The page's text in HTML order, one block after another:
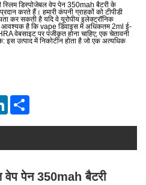
स्लिम डिस्पोजेबल वेप पेन 350mah बैटरी के
करते हैं। हमारी कंपनी ग्राहकों को टीपीडी
कर सकती है यदि वे यूरोपीय इलेक्ट्रॉनिक
आवश्यक है कि vape डिवाइस में अधिकतम 2ml ई-
वेबसाइट पर पंजीकृत होना चाहिए; एक चेतावनी
उत्पाद में निकोटीन होता है जो एक अत्यधिक
LinkedIn
वेप पेन 350mah बैटरी